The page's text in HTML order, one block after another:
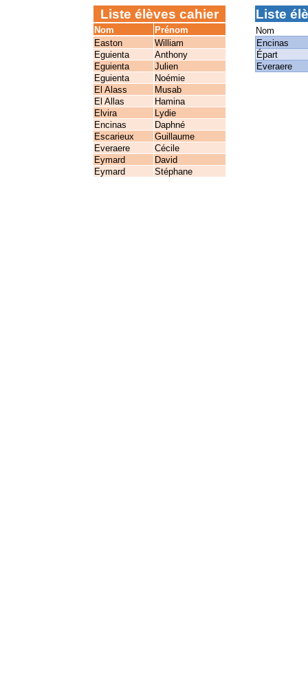
Liste élèves cahier Liste
Nom Prénom
Nom
Easton
William
Encinas
Eguienta
Anthony
Épart
Eguienta
Julien
Everaere
Eguienta
Noémie
El Alass
Musab
El Allas
Hamina
Elvira
Lydie
Encinas
Daphné
Escarieux
Guillaume
Everaere
Cécile
Eymard
David
Eymard
Stéphane